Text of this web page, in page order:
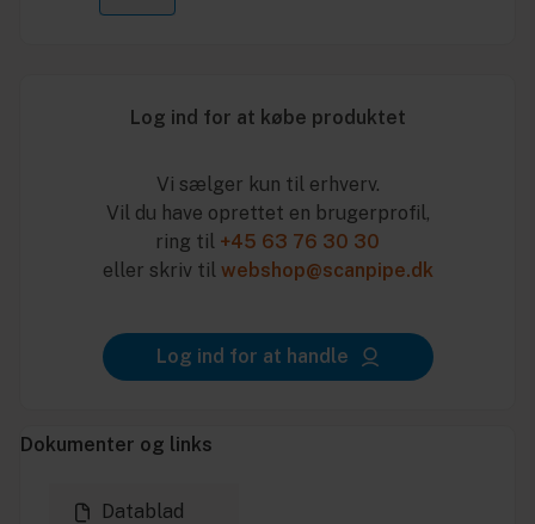
Log ind for at købe produktet
Vi sælger kun til erhverv.
Vil du have oprettet en brugerprofil,
ring til +45 63 76 30 30
eller skriv til webshop@scanpipe.dk
Log ind for at handle
Dokumenter og links
Datablad